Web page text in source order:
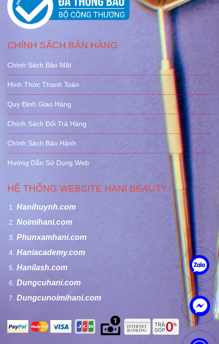
CHÍNH SÁCH BÁN HÀNG
Chính Sách Bảo Mật
Hình Thức Thanh Toán
Quy Định Giao Hàng
Chính Sách Đổi Trả Hàng
Chính Sách Bảo Hành
Hướng Dẫn Sử Dụng Web
HỆ THỐNG WEBSITE HANI BEAUTY
Hanihuynh.com
Noimihani.com
Phunxamhani.com
Haniacademy.com
Hanilash.com
Dungcuhani.com
Dungcunoimihani.com